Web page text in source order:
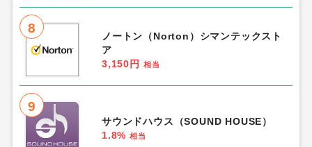
8
ノートン（Norton）シマンテックスト
ア
3,150円
相当
9
サウンドハウス（SOUND HOUSE）
1.8% 相当